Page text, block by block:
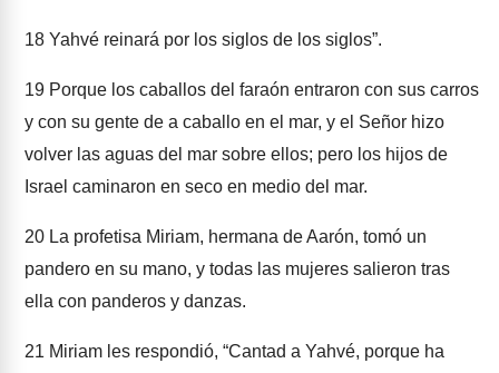
18 Yahvé reinará por los siglos de los siglos”.
19 Porque los caballos del faraón entraron con sus carros
y con su gente de a caballo en el mar, y el Señor hizo
volver las aguas del mar sobre ellos; pero los hijos de
Israel caminaron en seco en medio del mar.
20 La profetisa Miriam, hermana de Aarón, tomó un
pandero en su mano, y todas las mujeres salieron tras
ella con panderos y danzas.
21 Miriam les respondió, “Cantad a Yahvé, porque ha